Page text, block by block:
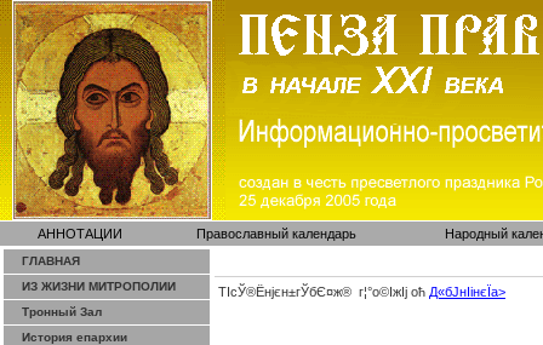
АННОТАЦИИ Православный календарь Народный
ГЛАВНАЯ
ИЗ ЖИЗНИ МИТРОПОЛИИ
Тронный Зал
История епархии
ТІсЎ®Ёнјєн±­гЎ­бЄ¤ж® г¦°о©ІжІј оћ Д«бЈ­нІінєЇa>